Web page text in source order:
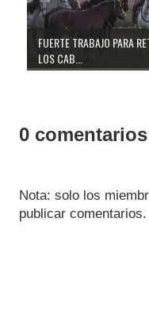
FUERTE TRABAJO PARA
LOS CAB...
0
Nota: solo los
publicar comentarios.